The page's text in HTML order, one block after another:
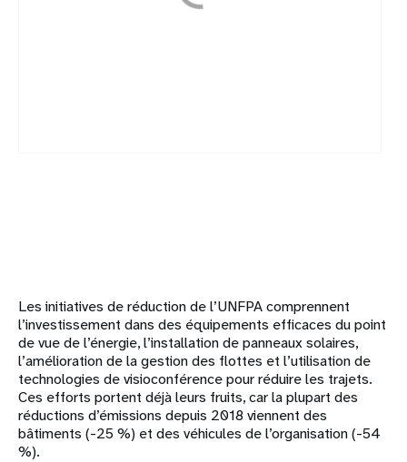
Les initiatives de réduction de l’UNFPA comprennent
l’investissement dans des équipements efficaces du point
de vue de l’énergie, l’installation de panneaux solaires,
l’amélioration de la gestion des flottes et l’utilisation de
technologies de visioconférence pour réduire les trajets.
Ces efforts portent déjà leurs fruits, car la plupart des
réductions d’émissions depuis 2018 viennent des
bâtiments (-25 %) et des véhicules de l’organisation (-54
%).